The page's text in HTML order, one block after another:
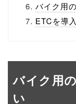
バイク用
ETCを導
バイク用
い